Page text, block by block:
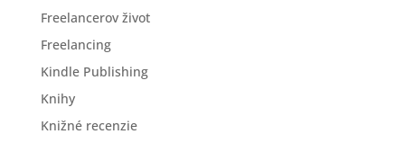
Freelancerov život
Freelancing
Kindle Publishing
Knihy
Knižné recenzie